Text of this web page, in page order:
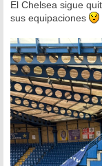
n
a
El Chelsea sigue
sus equipaciones